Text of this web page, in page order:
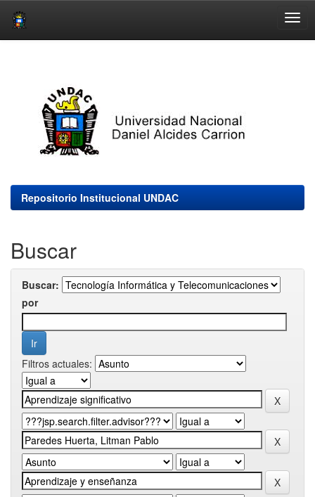
Repositorio Institucional UNDAC
Buscar
Buscar:
por
Filtros actuales: